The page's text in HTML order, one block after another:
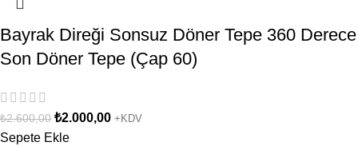
Bayrak Direği Sonsuz Döner Tepe 360 Derece
Son Döner Tepe (Çap 60)
₺2.600,00 ₺2.000,00 +KDV
Sepete Ekle